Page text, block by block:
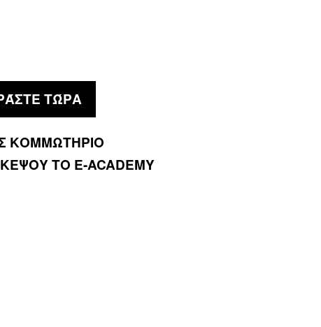
ΤΏΡΑ
ΚΟΜΜΩΤΗΡΙΟ
ΤΟ E-ACADEMY